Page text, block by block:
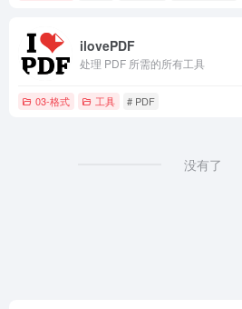
ilovePDF
处理 PDF 所需的所有工具
03-格式 工具 # PDF
没有了